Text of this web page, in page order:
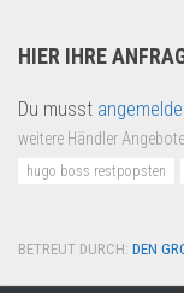
HIER IHRE
Du musst
weitere Händler
hugo boss restpopsten
BETREUT DURCH: DEN